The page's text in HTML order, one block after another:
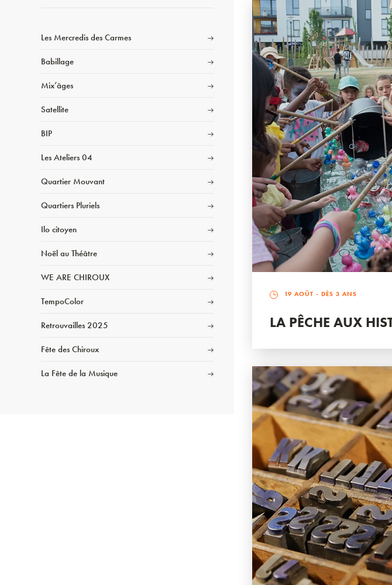
Les Mercredis des Carmes
Babillage
Mix’âges
Satellite
BIP
Les Ateliers 04
Quartier Mouvant
Quartiers Pluriels
Ilo citoyen
Noël au Théâtre
WE ARE CHIROUX
TempoColor
Retrouvailles 2025
Fête des Chiroux
La Fête de la Musique
19 AOÛT - DÈS 3 ANS
LA PÊCHE AUX